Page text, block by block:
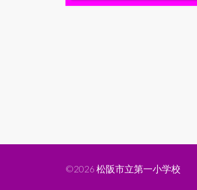
©2026 松阪市立第一小学校